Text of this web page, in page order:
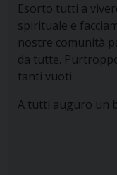
Esorto tutti a
spirituale e
nostre comunità
da tutte.
tanti vuoti.
A tutti auguro un